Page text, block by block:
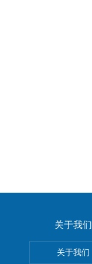
关于我们
关于我们